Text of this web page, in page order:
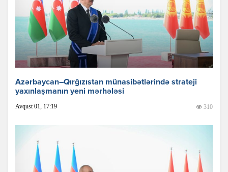
Azərbaycan–Qırğızıstan münasibətlərində strateji
yaxınlaşmanın yeni mərhələsi
Avqust 01, 17:19 310